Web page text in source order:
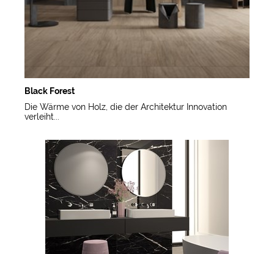
Black Forest
Die Wärme von Holz, die der Architektur Innovation
verleiht...